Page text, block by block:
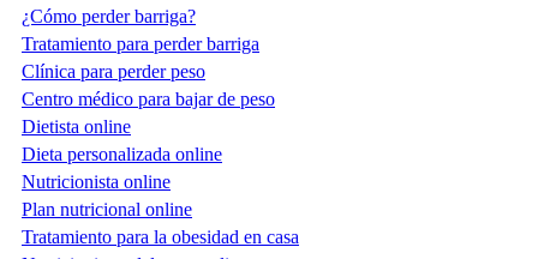
¿Cómo perder barriga?
Tratamiento para perder barriga
Clínica para perder peso
Centro médico para bajar de peso
Dietista online
Dieta personalizada online
Nutricionista online
Plan nutricional online
Tratamiento para la obesidad en casa